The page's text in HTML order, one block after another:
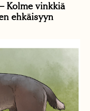
Kolme vinkkiä
ehkäisyyn